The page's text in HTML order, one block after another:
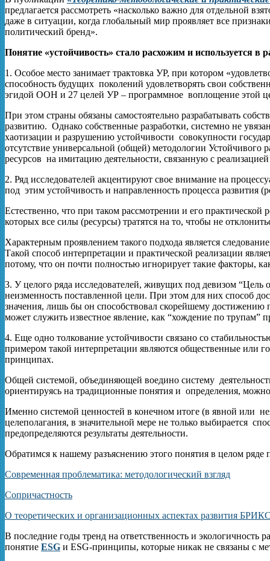
предлагается рассмотреть «насколько важно для отдельной
даже в ситуации, когда глобальный мир проявляет все
политический бренд».
Понятие «устойчивость» стало расхожим и используется в
1. Особое место занимает трактовка УР, при котором
способность будущих поколений удовлетворять свои
эгидой ООН и 27 целей УР – программное воплощение этой
При этом страны обязаны самостоятельно разрабатывать
развитию. Однако собственные разработки, системно не
хаотизации и разрушению устойчивости совокупности
отсутствие универсальной (общей) методологии
ресурсов на имитацию деятельности, связанную с
2. Ряд исследователей акцентируют свое внимание на
под этим устойчивость и направленность процесса развития
Естественно, что при таком рассмотрении и его
которых все силы (ресурсы) тратятся на то, чтобы не
Характерным проявлением такого подхода является
Такой способ интерпретации и практической реализации
потому, что он почти полностью игнорирует такие факторы,
3. У целого ряда исследователей, живущих под девизом “Цель
неизменность поставленной цели. При этом для них способ
значения, лишь бы он способствовал скорейшему
может служить известное явление, как “хождение по трупам”
4. Еще одно толкование устойчивости связано со
примером такой интерпретации являются общественные или
принципах.
Общей системой, объединяющей воедино систему
ориентируясь на традиционные понятия и определения,
Именно системой ценностей в конечном итоге (в явной или
целеполагания, в значительной мере не только выбирается
предопределяются результаты деятельности.
Обратимся к нашему разъяснению этого понятия в целом ряде
Современная проблематика: методологический взгляд
Сопричастность
О теоретических и организационных аспектах развития
В последние годы тренд на ответственность и экологичность
понятие ESG и ESG-принципы, которые никак не связаны с